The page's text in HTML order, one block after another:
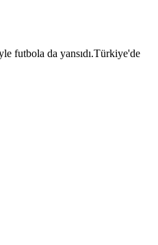
futbola da yansıdı.Türkiye'de